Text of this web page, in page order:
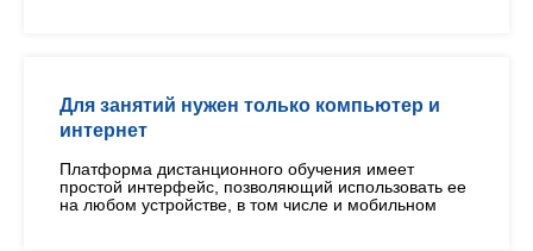
Для занятий нужен только компьютер и
интернет
Платформа дистанционного обучения имеет
простой интерфейс, позволяющий использовать ее
на любом устройстве, в том числе и мобильном